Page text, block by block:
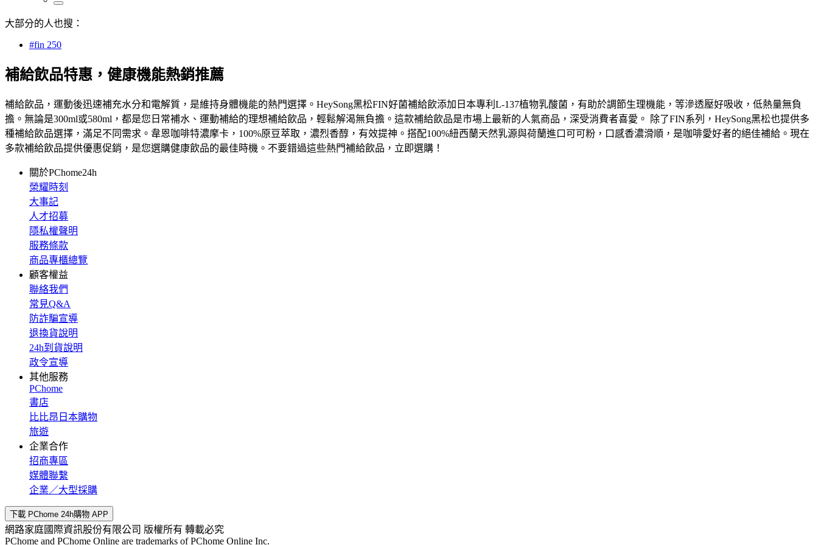
大部分的人也搜：
#fin 250
補給飲品特惠，健康機能熱銷推薦
補給飲品，運動後迅速補充水分和電解質，是維持身體機能的熱門選擇。HeySong黑松FIN好菌補給飲添加日本專利L-137植物乳酸菌，有助於調節生理機能，等滲透壓好吸收，低熱量無負
擔。無論是300ml或580ml，都是您日常補水、運動補給的理想補給飲品，輕鬆解渴無負擔。這款補給飲品是市場上最新的人氣商品，深受消費者喜愛。 除了FIN系列，HeySong黑松也提供多
種補給飲品選擇，滿足不同需求。韋恩咖啡特濃摩卡，100%原豆萃取，濃烈香醇，有效提神。搭配100%紐西蘭天然乳源與荷蘭進口可可粉，口感香濃滑順，是咖啡愛好者的絕佳補給。現在
多款補給飲品提供優惠促銷，是您選購健康飲品的最佳時機。不要錯過這些熱門補給飲品，立即選購！
關於PChome24h
榮耀時刻
大事記
人才招募
隱私權聲明
服務條款
商品專櫃總覽
顧客權益
聯絡我們
常見Q&A
防詐騙宣導
退換貨說明
24h到貨說明
政令宣導
其他服務
PChome
書店
比比昂日本購物
旅遊
企業合作
招商專區
媒體聯繫
企業／大型採購
下載 PChome 24h購物 APP
網路家庭國際資訊股份有限公司 版權所有 轉載必究
PChome and PChome Online are trademarks of PChome Online Inc.